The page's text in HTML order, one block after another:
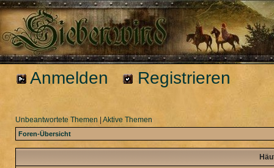
Anmelden Registrieren
Unbeantwortete Themen Aktive Themen
Foren-Übersicht